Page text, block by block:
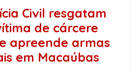
Civil resgatam
de cárcere
apreende armas
em Macaúbas